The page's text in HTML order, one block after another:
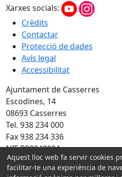
Xarxes socials:
Crèdits
Contactar
Protecció de dades
Avís legal
Accessibilitat
Ajuntament de Casserres
Escodines, 14
08693 Casserres
Tel. 938 234 000
Fax 938 234 336
NIF P0804800A
Amb la col·laboració de:
Aquest lloc web fa servir cookies
facilitar-te una experiència de